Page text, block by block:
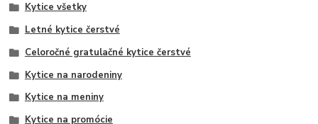
Kytice všetky
Letné kytice čerstvé
Celoročné gratulačné kytice čerstvé
Kytice na narodeniny
Kytice na meniny
Kytice na promócie